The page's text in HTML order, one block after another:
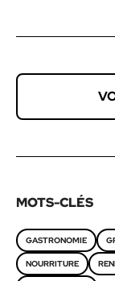
MOTS-CLÉS
GASTRONOMIE
NOURRITURE